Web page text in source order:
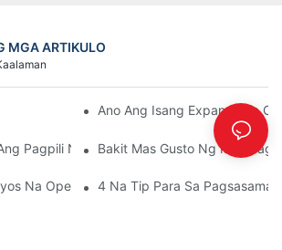
MGA ARTIKULO
Roller ConveyorAno Ang Isang Expandable
Pagpili Ng Mapagkakatiwalaang
Bakit Mas Gusto Ng Mga
Na Operasyon Ng Mga Bahagi Ng
4 Na Tip Para Sa Pagsasama